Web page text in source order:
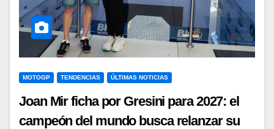
MOTOGP TENDENCIAS ÚLTIMAS NOTICIAS
Joan Mir ficha por Gresini para 2027: el
campeón del mundo busca relanzar su